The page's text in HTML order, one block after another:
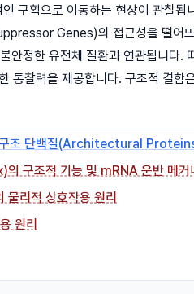
구획으로 이동하는 현상이 관찰
Genes)의 접근성을 떨어
안정한 유전체 질환과 연관됩니다
통찰력을 제공합니다. 구조적 결함
조 단백질(Architectural
구조적 기능 및 mRNA 운반 메커
리적 상호작용 원리
원리